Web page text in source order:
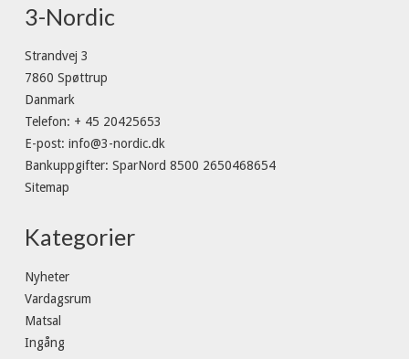
3-Nordic
Strandvej 3
7860 Spøttrup
Danmark
Telefon: + 45 20425653
E-post: info@3-nordic.dk
Bankuppgifter: SparNord 8500 2650468654
Sitemap
Kategorier
Nyheter
Vardagsrum
Matsal
Ingång